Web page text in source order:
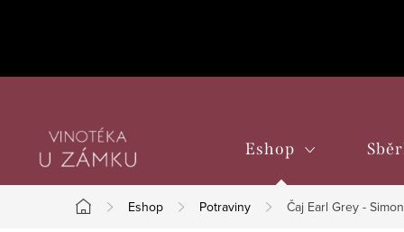
Eshop
Domů
Eshop Potraviny Čaj Earl Grey -